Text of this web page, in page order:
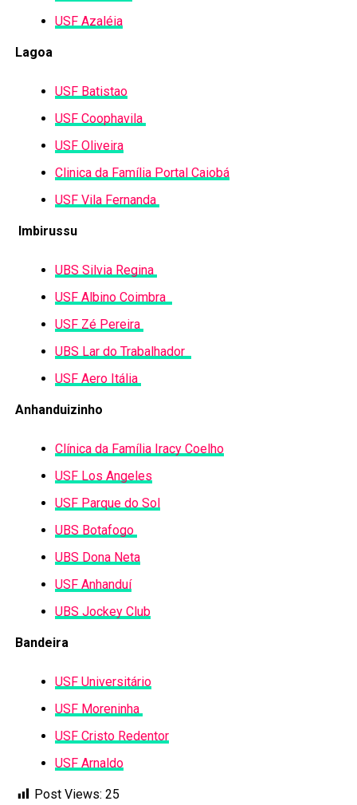
USF Azaléia
Lagoa
USF Batistao
USF Coophavila
USF Oliveira
Clinica da Família Portal Caiobá
USF Vila Fernanda
Imbirussu
UBS Silvia Regina
USF Albino Coimbra
USF Zé Pereira
UBS Lar do Trabalhador
USF Aero Itália
Anhanduizinho
Clínica da Família Iracy Coelho
USF Los Angeles
USF Parque do Sol
UBS Botafogo
UBS Dona Neta
USF Anhanduí
UBS Jockey Club
Bandeira
USF Universitário
USF Moreninha
USF Cristo Redentor
USF Arnaldo
Post Views: 25